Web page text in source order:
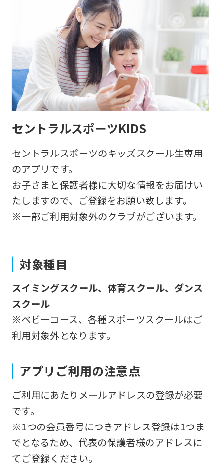
セントラルスポーツKIDS
セントラルスポーツのキッズスクール生専用
のアプリです。
お子さまと保護者様に大切な情報をお届けい
たしますので、ご登録をお願い致します。
※一部ご利用対象外のクラブがございます。
対象種目
スイミングスクール、体育スクール、ダンス
スクール
※ベビーコース、各種スポーツスクールはご
利用対象外となります。
アプリご利用の注意点
ご利用にあたりメールアドレスの登録が必要
です。
※1つの会員番号につきアドレス登録は1つま
でとなるため、代表の保護者様のアドレスに
てご登録ください。